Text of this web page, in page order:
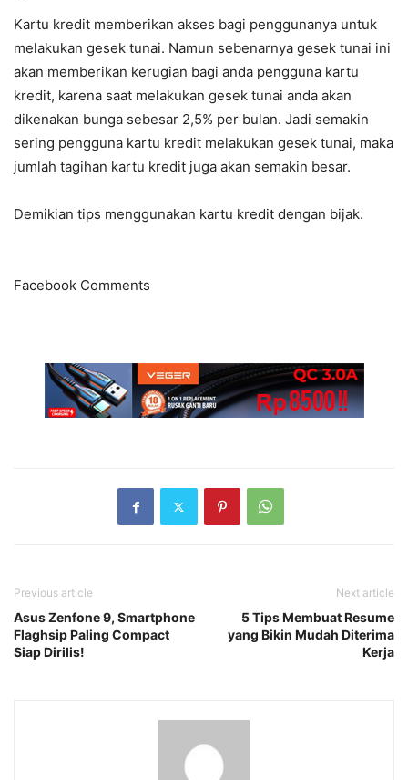
Kartu kredit memberikan akses bagi penggunanya untuk
melakukan gesek tunai. Namun sebenarnya gesek tunai ini
akan memberikan kerugian bagi anda pengguna kartu
kredit, karena saat melakukan gesek tunai anda akan
dikenakan bunga sebesar 2,5% per bulan. Jadi semakin
sering pengguna kartu kredit melakukan gesek tunai, maka
jumlah tagihan kartu kredit juga akan semakin besar.
Demikian tips menggunakan kartu kredit dengan bijak.
Facebook Comments
Previous article
Asus Zenfone 9, Smartphone
Flaghsip Paling Compact
Siap Dirilis!
Next article
5 Tips Membuat Resume
yang Bikin Mudah Diterima
Kerja